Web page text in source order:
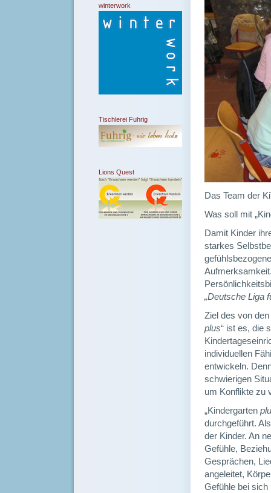
winterwork
Tischlerei Fuhrig
Lions Quest
Das Team der
Was soll mit
Damit Kinder
starkes
„Deutsche Liga
Ziel des von
plus“ ist es, die
individuellen
entwickeln.
schwierigen
um Konflikte zu
„Kindergarten
durchgeführt.
der Kinder. An
Gefühle,
Gesprächen,
angeleitet,
Gefühle bei sich